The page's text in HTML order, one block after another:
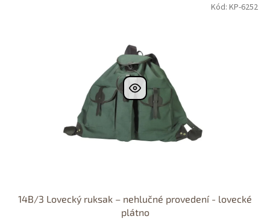
14B/3 Lovecký ruksak – nehlučné provedení - lovecké
plátno
Kód: KP-6252